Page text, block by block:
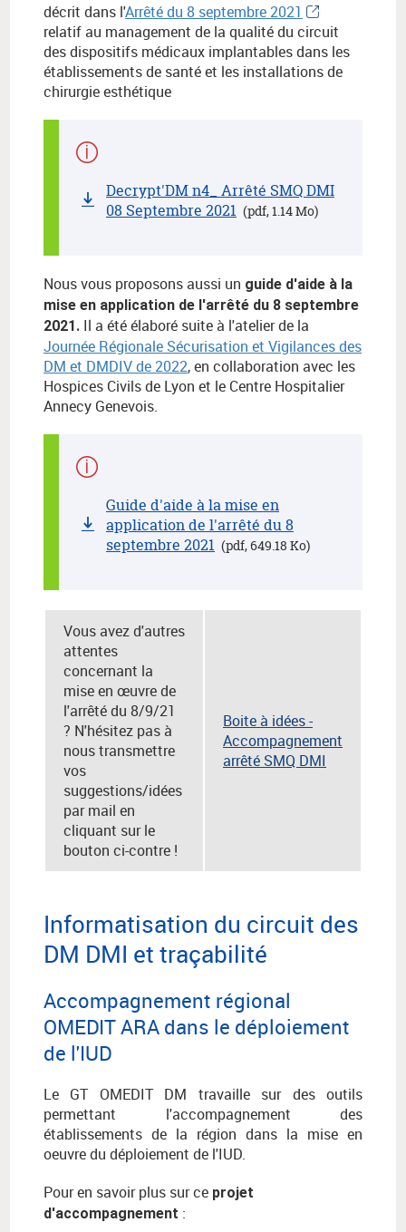
décrit dans l'Arrêté du 8 septembre 2021
relatif au management de la qualité du circuit
des dispositifs médicaux implantables dans les
établissements de santé et les installations de
chirurgie esthétique
Decrypt'DM n4_ Arrêté SMQ DMI
08 Septembre 2021 (pdf, 1.14 Mo)
Nousvous proposons aussi un guide d'aide à la
mise en application de l'arrêté du 8 septembre
2021. Il a été élaboré suite à l'atelier de la
Journée Régionale Sécurisation et Vigilances des
DM et DMDIV de 2022, en collaboration avec les
Hospices Civils de Lyon et le Centre Hospitalier
Annecy Genevois.
Guide d'aide à la mise en
application de l'arrêté du 8
septembre 2021 (pdf, 649.18 Ko)
Vous avez d'autres
attentes
concernant la
mise en œuvre de
l'arrêté du 8/9/21
? N'hésitez pas à
nous transmettre
vos
suggestions/idées
par mail en
cliquant sur le
bouton ci-contre !
Boite à idées -
Accompagnement
arrêté SMQ DMI
Informatisation du circuit des
DM DMI et traçabilité
Accompagnement régional
OMEDIT ARA dans le déploiement
de l'IUD
Le GT OMEDIT DM travaille sur des outils
permettant l'accompagnement des
établissements de la région dans la mise en
oeuvre du déploiement de l'IUD.
Pour en savoir plus sur ce projet
d'accompagnement :